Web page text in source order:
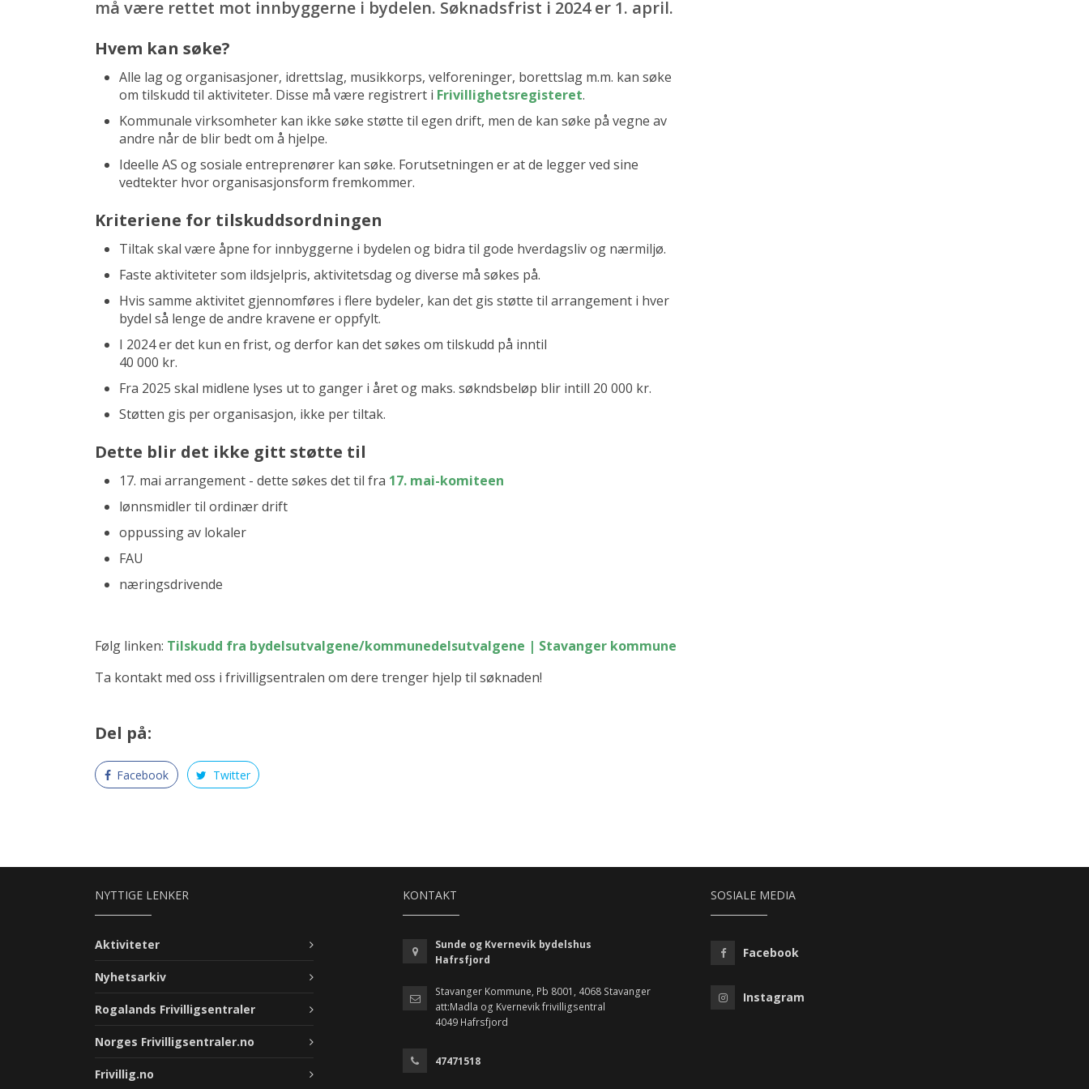
må være rettet mot innbyggerne i bydelen. Søknadsfrist i 2024 er 1. april.
Hvem kan søke?
Alle lag og organisasjoner, idrettslag, musikkorps, velforeninger, borettslag m.m. kan søke
om tilskudd til aktiviteter. Disse må være registrert i Frivillighetsregisteret.
Kommunale virksomheter kan ikke søke støtte til egen drift, men de kan søke på vegne av
andre når de blir bedt om å hjelpe.
Ideelle AS og sosiale entreprenører kan søke. Forutsetningen er at de legger ved sine
vedtekter hvor organisasjonsform fremkommer.
Kriteriene for tilskuddsordningen
Tiltak skal være åpne for innbyggerne i bydelen og bidra til gode hverdagsliv og nærmiljø.
Faste aktiviteter som ildsjelpris, aktivitetsdag og diverse må søkes på.
Hvis samme aktivitet gjennomføres i flere bydeler, kan det gis støtte til arrangement i hver
bydel så lenge de andre kravene er oppfylt.
I 2024 er det kun en frist, og derfor kan det søkes om tilskudd på inntil
40 000 kr.
Fra 2025 skal midlene lyses ut to ganger i året og maks. søkndsbeløp blir intill 20 000 kr.
Støtten gis per organisasjon, ikke per tiltak.
Dette blir det ikke gitt støtte til
17. mai arrangement - dette søkes det til fra 17. mai-komiteen
lønnsmidler til ordinær drift
oppussing av lokaler
FAU
næringsdrivende
Følg linken: Tilskudd fra bydelsutvalgene/kommunedelsutvalgene | Stavanger kommune
Ta kontakt med oss i frivilligsentralen om dere trenger hjelp til søknaden!
Del på:
Facebook Twitter
NYTTIGE LENKER
Aktiviteter
Nyhetsarkiv
Rogalands Frivilligsentraler
Norges Frivilligsentraler.no
Frivillig.no
KONTAKT
Sunde og Kvernevik bydelshus
Hafrsfjord
Stavanger Kommune, Pb 8001, 4068 Stavanger
att:Madla og Kvernevik frivilligsentral
4049 Hafrsfjord
47471518
SOSIALE MEDIA
Facebook
Instagram